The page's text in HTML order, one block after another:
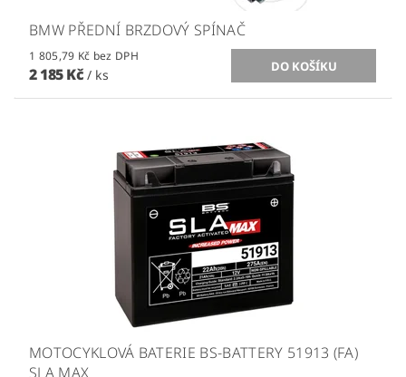
BMW PŘEDNÍ BRZDOVÝ SPÍNAČ
1 805,79 Kč bez DPH
2 185 Kč / ks
MOTOCYKLOVÁ BATERIE BS-BATTERY 51913 (FA)
SLA MAX